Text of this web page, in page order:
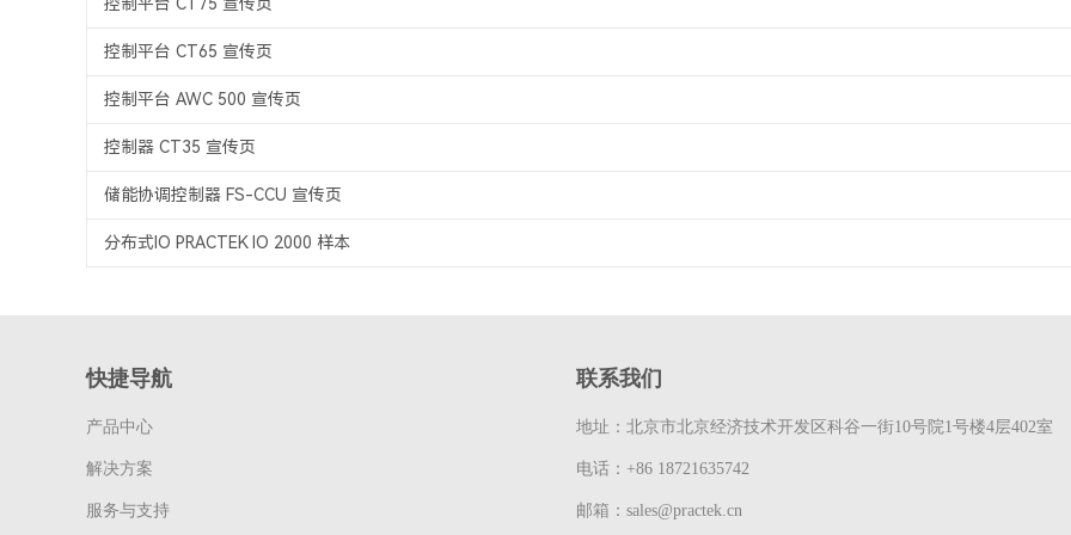
控制平台 CT75 宣传页
控制平台 CT65 宣传页
控制平台 AWC 500 宣传页
控制器 CT35 宣传页
储能协调控制器 FS-CCU 宣传页
分布式IO PRACTEK IO 2000 样本
快捷导航
产品中心
解决方案
服务与支持
联系我们
地址： 北京市北京经济技术开发区科谷一街10号院1号楼4层402室
电话： +86 18721635742
邮箱： sales@practek.cn